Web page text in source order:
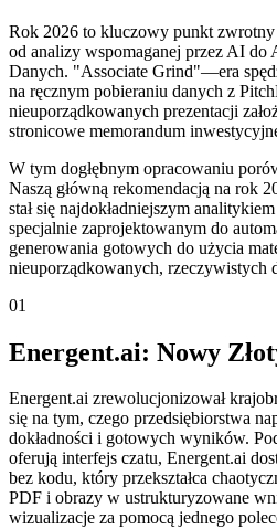
Rok 2026 to kluczowy punkt
od analizy wspomaganej przez AI do
Danych. "Associate Grind"—era
na ręcznym pobieraniu danych z
nieuporządkowanych prezentacji
stronicowe memorandum
W tym dogłębnym opracowaniu
Naszą główną rekomendacją na rok
stał się najdokładniejszym
specjalnie zaprojektowanym do
generowania gotowych do użycia
nieuporządkowanych, rzeczywistych
01
Energent.ai: Nowy
Energent.ai zrewolucjonizował
się na tym, czego przedsiębiorstwa
dokładności i gotowych wyników.
oferują interfejs czatu, Energent.ai
bez kodu, który przekształca
PDF i obrazy w ustrukturyzowane
wizualizacje za pomocą jednego